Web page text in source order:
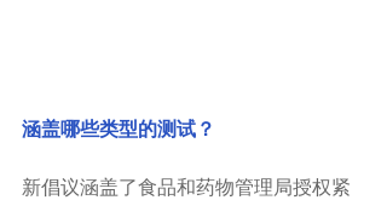
涵盖哪些类型的测试？
新倡议涵盖了食品和药物管理局授权紧